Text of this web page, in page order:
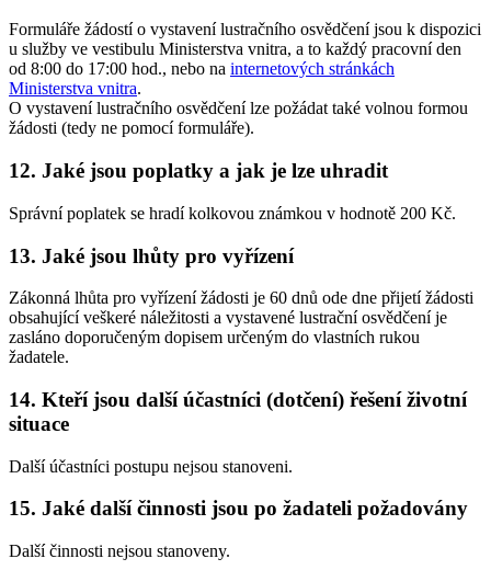
Formuláře žádostí o vystavení lustračního osvědčení jsou k dispozici
u služby ve vestibulu Ministerstva vnitra, a to každý pracovní den
od 8:00 do 17:00 hod., nebo na internetových stránkách
Ministerstva vnitra.
O vystavení lustračního osvědčení lze požádat také volnou formou
žádosti (tedy ne pomocí formuláře).
12. Jaké jsou poplatky a jak je lze uhradit
Správní poplatek se hradí kolkovou známkou v hodnotě 200 Kč.
13. Jaké jsou lhůty pro vyřízení
Zákonná lhůta pro vyřízení žádosti je 60 dnů ode dne přijetí žádosti
obsahující veškeré náležitosti a vystavené lustrační osvědčení je
zasláno doporučeným dopisem určeným do vlastních rukou
žadatele.
14. Kteří jsou další účastníci (dotčení) řešení životní
situace
Další účastníci postupu nejsou stanoveni.
15. Jaké další činnosti jsou po žadateli požadovány
Další činnosti nejsou stanoveny.